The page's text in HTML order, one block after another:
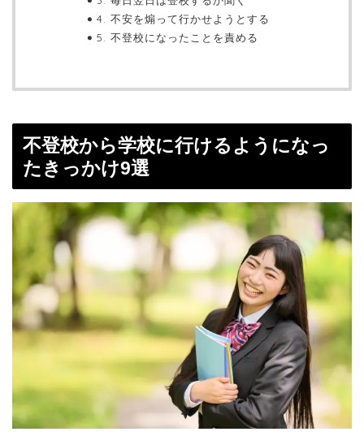
4. 不安を煽って行かせようとする
5. 不登校になったことを責める
不登校から学校に行けるようになっ
たきっかけ9選